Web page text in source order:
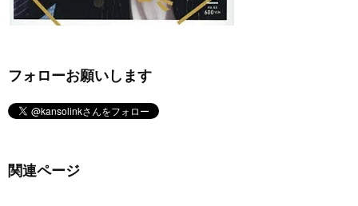
フォローお願いします
関連ページ